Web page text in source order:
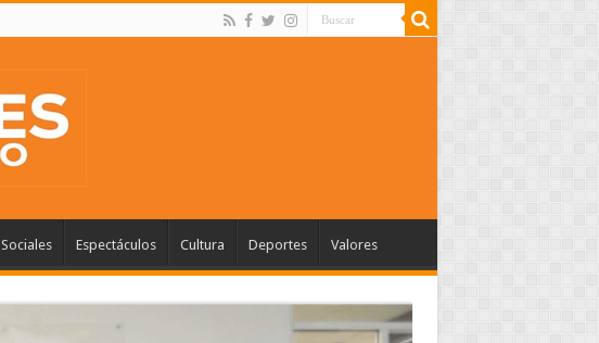
Sociales Espectáculos Cultura Deportes Valores